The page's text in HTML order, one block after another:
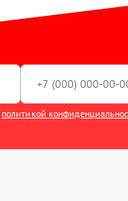
политикой